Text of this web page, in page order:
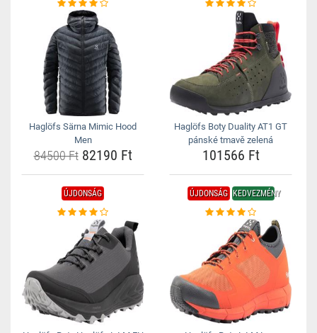
Haglöfs Särna Mimic Hood
Men
84500 Ft82190 Ft
Haglöfs Boty Duality AT1 GT
pánské tmavě zelená
101566 Ft
ÚJDONSÁG ÚJDONSÁG KEDVEZMÉNY